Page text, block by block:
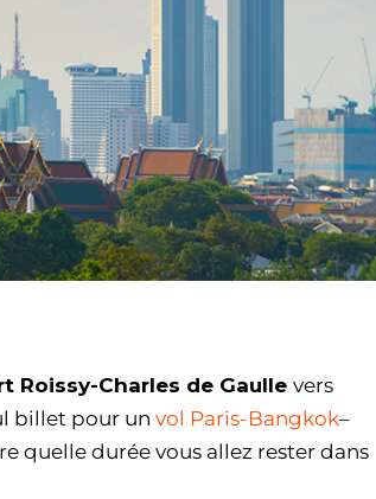
Roissy-Charles de Gaulle vers
billet pour un vol Paris-Bangkok–
quelle durée vous allez rester dans